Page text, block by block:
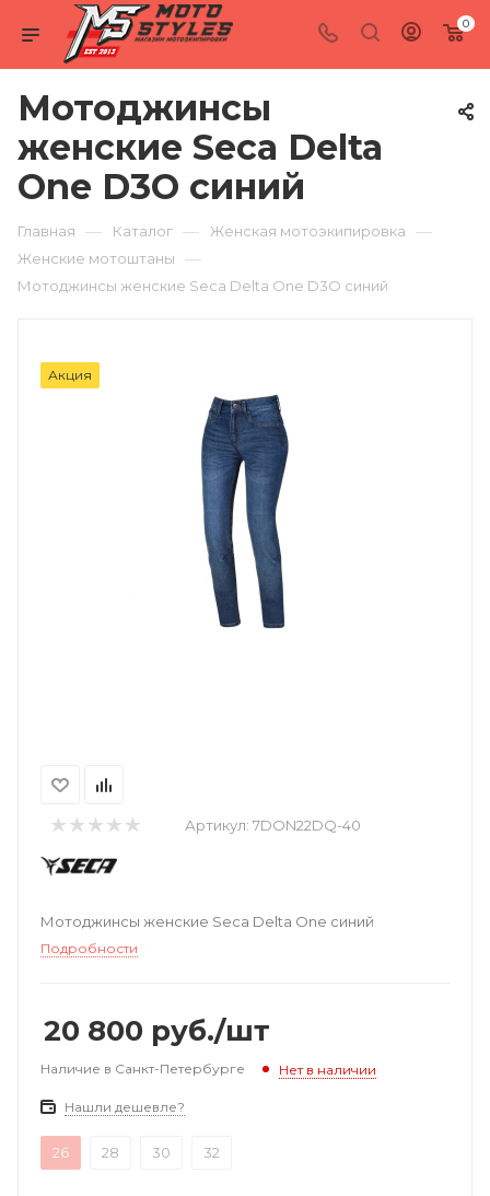
0
Мотоджинсы
женские Seca Delta
One D3O синий
Главная — Каталог — Женская мотоэкипировка —
Женские мотоштаны —
Мотоджинсы женские Seca Delta One D3O синий
Акция
Артикул: 7DON22DQ-40
Мотоджинсы женские Seca Delta One синий
Подробности
20 800 руб./шт
Наличие в Санкт-Петербурге Нет в наличии
Нашли дешевле?
26 28 30 32